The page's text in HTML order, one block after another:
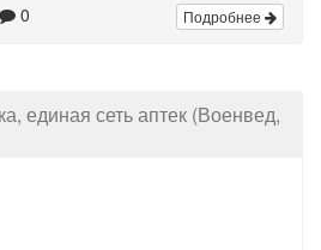
0 Подробнее
единая сеть аптек (Военвед,